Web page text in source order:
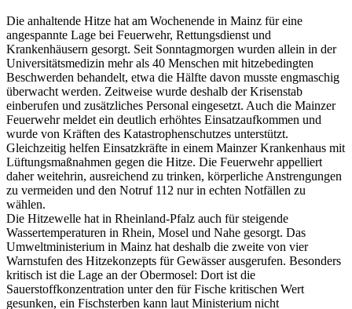
Die anhaltende Hitze hat am Wochenende in Mainz für eine
angespannte Lage bei Feuerwehr, Rettungsdienst und
Krankenhäusern gesorgt. Seit Sonntagmorgen wurden allein in der
Universitätsmedizin mehr als 40 Menschen mit hitzebedingten
Beschwerden behandelt, etwa die Hälfte davon musste engmaschig
überwacht werden. Zeitweise wurde deshalb der Krisenstab
einberufen und zusätzliches Personal eingesetzt. Auch die Mainzer
Feuerwehr meldet ein deutlich erhöhtes Einsatzaufkommen und
wurde von Kräften des Katastrophenschutzes unterstützt.
Gleichzeitig helfen Einsatzkräfte in einem Mainzer Krankenhaus mit
Lüftungsmaßnahmen gegen die Hitze. Die Feuerwehr appelliert
daher weitehrin, ausreichend zu trinken, körperliche Anstrengungen
zu vermeiden und den Notruf 112 nur in echten Notfällen zu
wählen.
Die Hitzewelle hat in Rheinland-Pfalz auch für steigende
Wassertemperaturen in Rhein, Mosel und Nahe gesorgt. Das
Umweltministerium in Mainz hat deshalb die zweite von vier
Warnstufen des Hitzekonzepts für Gewässer ausgerufen. Besonders
kritisch ist die Lage an der Obermosel: Dort ist die
Sauerstoffkonzentration unter den für Fische kritischen Wert
gesunken, ein Fischsterben kann laut Ministerium nicht